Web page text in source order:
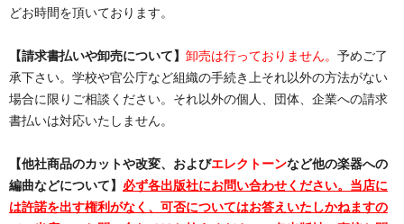
どお時間を頂いております。
【請求書払いや卸売について】 卸売は行っておりません。 予めご了
承下さい。学校や官公庁など組織の手続き上それ以外の方法がない
場合に限りご相談ください。それ以外の個人、団体、企業への請求
書払いは対応いたしません。
【他社商品のカットや改変、およびエレクトーンなど他の楽器への
編曲などについて】 必ず各出版社にお問い合わせください。当店に
は許諾を出す権利がなく、可否についてはお答えいたしかねますの